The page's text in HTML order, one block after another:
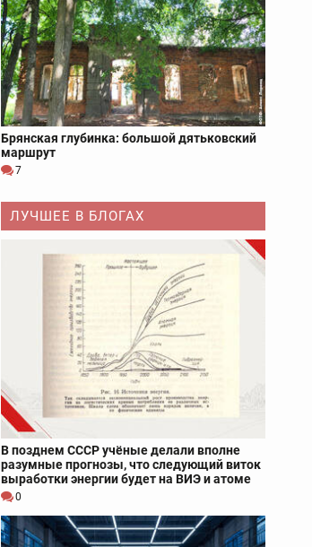
Брянская глубинка: большой дятьковский
маршрут
7
ЛУЧШЕЕ В БЛОГАХ
В позднем СССР учёные делали вполне
разумные прогнозы, что следующий виток
выработки энергии будет на ВИЭ и атоме
0